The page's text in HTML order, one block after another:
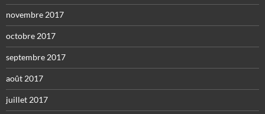
novembre 2017
octobre 2017
septembre 2017
août 2017
juillet 2017